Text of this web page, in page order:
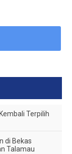
Terpilih
di Bekas
Talamau